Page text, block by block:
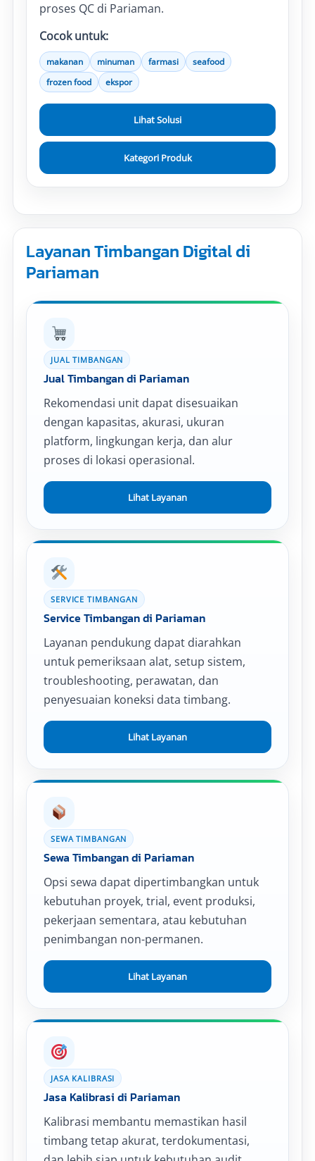
proses QC di Pariaman.
Cocok untuk:
makanan minuman farmasi
seafood
frozen food
ekspor
Lihat Solusi
Kategori Produk
Layanan Timbangan Digital di
Pariaman
JUAL TIMBANGAN
Jual Timbangan di Pariaman
Rekomendasi unit dapat disesuaikan
dengan kapasitas, akurasi, ukuran
platform, lingkungan kerja, dan alur
proses di lokasi operasional.
Lihat Layanan
SERVICE TIMBANGAN
Service Timbangan di Pariaman
Layanan pendukung dapat diarahkan
untuk pemeriksaan alat, setup sistem,
troubleshooting, perawatan, dan
penyesuaian koneksi data timbang.
Lihat Layanan
SEWA TIMBANGAN
Sewa Timbangan di Pariaman
Opsi sewa dapat dipertimbangkan untuk
kebutuhan proyek, trial, event produksi,
pekerjaan sementara, atau kebutuhan
penimbangan non-permanen.
Lihat Layanan
JASA KALIBRASI
Jasa Kalibrasi di Pariaman
Kalibrasi membantu memastikan hasil
timbang tetap akurat, terdokumentasi,